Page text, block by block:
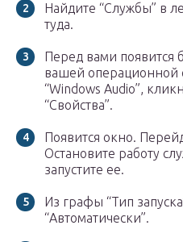
Найдите “Службы” в
туда.
Перед вами появится
вашей операционной
“Windows Audio”,
“Свойства”.
Появится окно.
Остановите работу
запустите ее.
Из графы “Тип
“Автоматически”.